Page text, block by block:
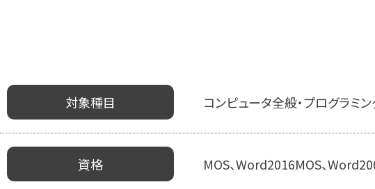
対象種目 コンピュータ全般・プログラミン
資格 MOS、Word2016MOS、